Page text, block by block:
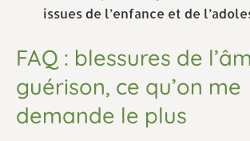
issues de l’enfance et de
FAQ : blessures de
guérison, ce qu’on me
demande le plus